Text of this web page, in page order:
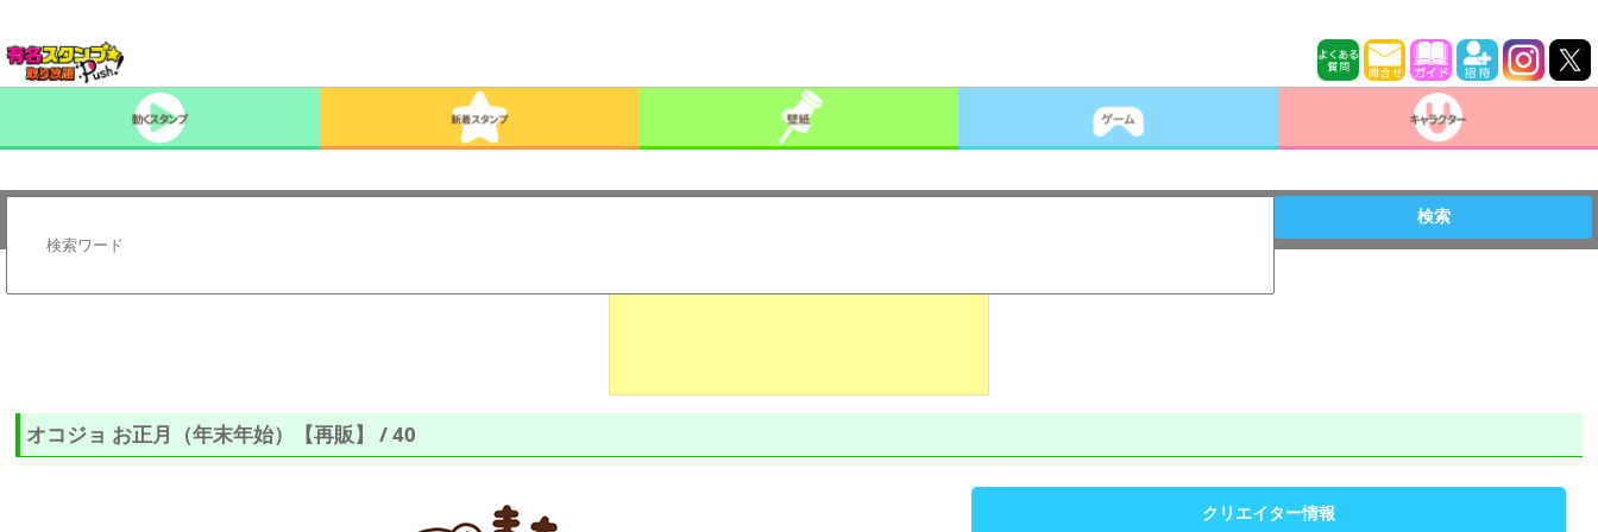
検索
オコジョ お正月（年末年始）【再販】 / 40
クリエイター情報